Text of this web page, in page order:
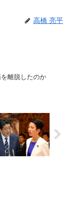
高橋 亮平
離脱したのか